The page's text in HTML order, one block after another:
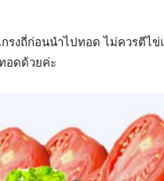
กรงถี่ก่อนนำไปทอด ไม่ควรตี
อดด้วยค่ะ